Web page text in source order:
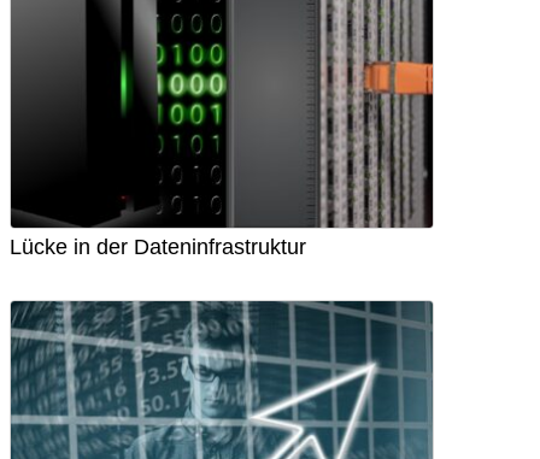
Lücke in der Dateninfrastruktur